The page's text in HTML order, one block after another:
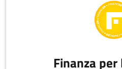
Finanza